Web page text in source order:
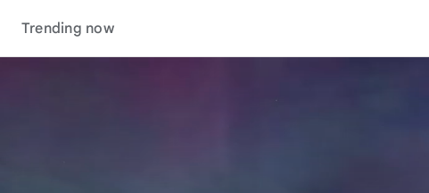
Trending now